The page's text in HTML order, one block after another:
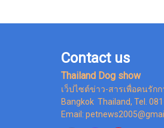
Contact us
Thailand Dog show
เว็ปไซต์ข่าว-สารเพื่อคนรัก
Bangkok Thailand, Tel.
Email: